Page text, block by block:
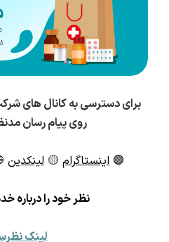
برای دسترسی به کانال های
روی پیام رسان
🟣 اینستاگرام 🟡 لینکدین
نظر خود را درباره
لینک